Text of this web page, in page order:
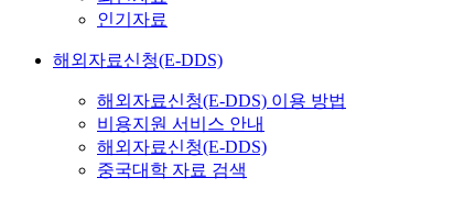
인기자료
해외자료신청(E-DDS)
해외자료신청(E-DDS) 이용 방법
비용지원 서비스 안내
해외자료신청(E-DDS)
중국대학 자료 검색